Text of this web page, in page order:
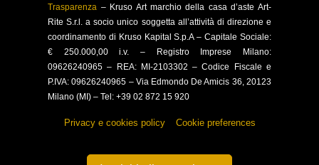
Trasparenza – Kruso Art marchio della casa d’aste Art-
Rite S.r.l. a socio unico soggetta all’attività di direzione e
coordinamento di Kruso Kapital S.p.A – Capitale Sociale:
€ 250.000,00 i.v. – Registro Imprese Milano:
09626240965 –
REA: MI-2103302 – Codice Fiscale e
P.IVA: 09626240965 – Via Edmondo De Amicis 36, 20123
Milano (MI) – Tel: +39 02 872 15 920
Privacy e cookies policy– Cookie preferences